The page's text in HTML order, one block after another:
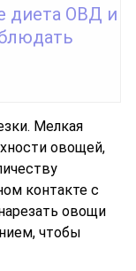
диета ОВД и
Мелкая
овощей,
контакте с
овощи
чтобы